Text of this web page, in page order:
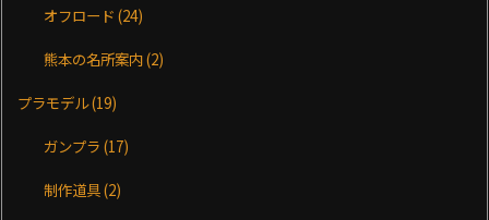
オフロード(24)
熊本の名所案内(2)
プラモデル(19)
ガンプラ(17)
制作道具(2)